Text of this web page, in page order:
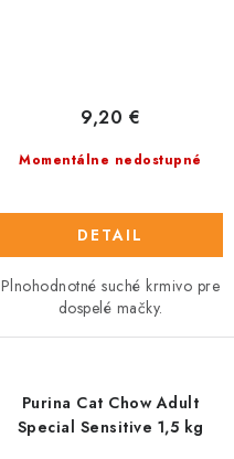
Momentálne nedostupné
9,20 €
DETAIL
Plnohodnotné suché krmivo pre
dospelé mačky.
Purina Cat Chow Adult
Special Sensitive 1,5 kg